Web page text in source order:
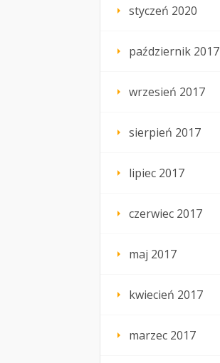
styczeń 2020
październik 2017
wrzesień 2017
sierpień 2017
lipiec 2017
czerwiec 2017
maj 2017
kwiecień 2017
marzec 2017